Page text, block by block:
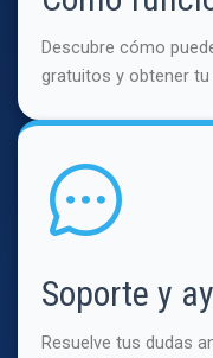
Descubre cómo
gratuitos y obtener
Soporte y
Resuelve tus dudas